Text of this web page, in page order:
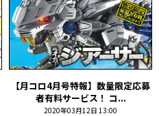
【月コロ4月号特報】数量限定応募
者有料サービス！ コ...
2020年03月12日 13:00